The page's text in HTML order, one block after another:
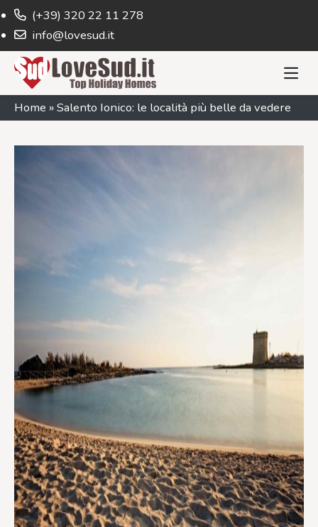
(+39) 320 22 11 278
info@lovesud.it
Home »Salento Ionico: le località più belle da vedere